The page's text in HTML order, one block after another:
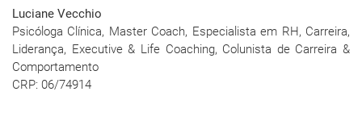
Luciane Vecchio
Psicóloga Clínica, Master Coach, Especialista em RH, Carreira,
Liderança, Executive & Life Coaching, Colunista de Carreira &
Comportamento
CRP: 06/74914